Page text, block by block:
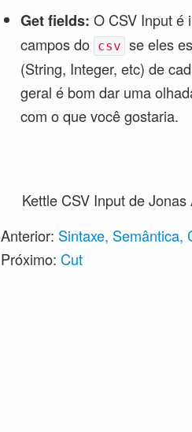
Get fields: O CSV Input é
campos do csv se eles
(String, Integer, etc) de
geral é bom dar uma
com o que você gostaria.
Kettle CSV Inputde
Anterior: Sintaxe, Semântica,
Próximo: Cut